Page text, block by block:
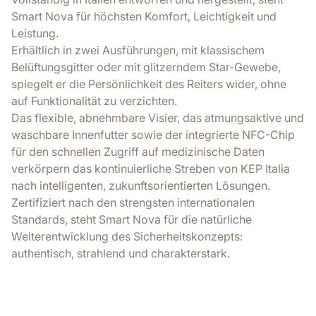
Smart Nova für höchsten Komfort, Leichtigkeit und
Leistung.
Erhältlich in zwei Ausführungen, mit klassischem
Belüftungsgitter oder mit glitzerndem Star-Gewebe,
spiegelt er die Persönlichkeit des Reiters wider, ohne
auf Funktionalität zu verzichten.
Das flexible, abnehmbare Visier, das atmungsaktive und
waschbare Innenfutter sowie der integrierte NFC-Chip
für den schnellen Zugriff auf medizinische Daten
verkörpern das kontinuierliche Streben von KEP Italia
nach intelligenten, zukunftsorientierten Lösungen.
Zertifiziert nach den strengsten internationalen
Standards, steht Smart Nova für die natürliche
Weiterentwicklung des Sicherheitskonzepts:
authentisch, strahlend und charakterstark.